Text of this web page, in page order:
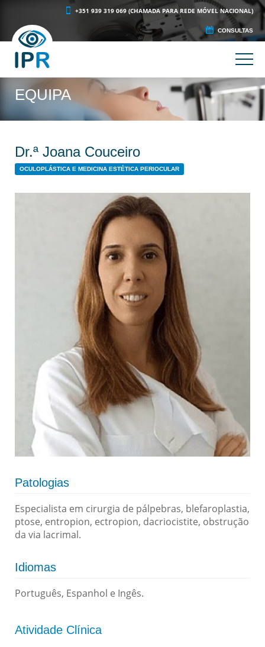
+351 939 319 069 (CHAMADA PARA REDE MÓVEL NACIONAL)
CONSULTAS
EQUIPA
Dr.ª Joana Couceiro
OCULOPLÁSTICA E MEDICINA ESTÉTICA PERIOCULAR
Patologias
Especialista em cirurgia de pálpebras, blefaroplastia,
ptose, entropion, ectropion, dacriocistite, obstrução
da via lacrimal.
Idiomas
Português, Espanhol e Ingês.
Atividade Clínica